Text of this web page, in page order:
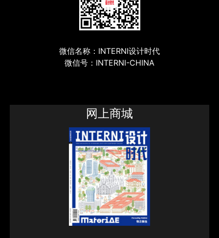
微信名称：INTERNI设计时代
微信号：INTERNI-CHINA
网上商城